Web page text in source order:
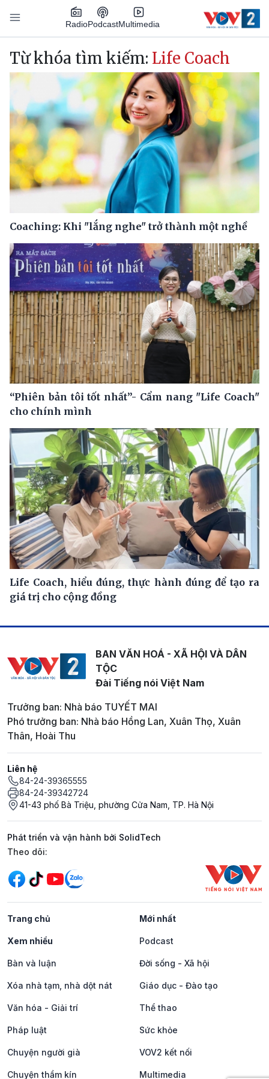
Nhảy đến nội dung
RadioPodcastMultimedia
Main navigation
Từ khóa tìm kiếm: Life Coach
Coaching: Khi "lắng nghe" trở thành một nghề
“Phiên bản tôi tốt nhất”- Cẩm nang "Life Coach"
cho chính mình
Life Coach, hiểu đúng, thực hành đúng để tạo ra
giá trị cho cộng đồng
BAN VĂN HOÁ - XÃ HỘI VÀ DÂN
TỘC
Đài Tiếng nói Việt Nam
Trưởng ban: Nhà báo TUYẾT MAI
Phó trưởng ban: Nhà báo Hồng Lan, Xuân Thọ, Xuân
Thân, Hoài Thu
Liên hệ
84-24-39365555
84-24-39342724
41-43 phố Bà Triệu, phường Cửa Nam, TP. Hà Nội
Phát triển và vận hành bởi SolidTech
Mạng xã hội
Theo dõi:
Trang chủ Mới nhất
Xem nhiều Podcast
Bàn và luận Đời sống - Xã hội
Xóa nhà tạm, nhà dột nát Giáo dục - Đào tạo
Văn hóa - Giải trí Thể thao
Pháp luật Sức khỏe
Chuyện người già VOV2 kết nối
Chuyện thầm kín Multimedia